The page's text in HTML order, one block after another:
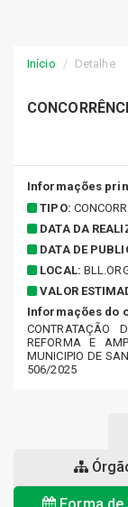
Início Detalhe
Informações
TIPO:
DATA DA
DATA DE
LOCAL:
VALOR
Informações do
CONTRATAÇÃO
REFORMA E
MUNICIPIO DE
506/2025